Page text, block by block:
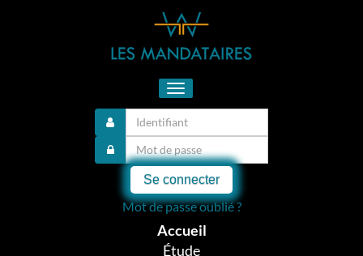
Toggle
navigation
Se connecter
Mot de passe oublié ?
Accueil
Étude